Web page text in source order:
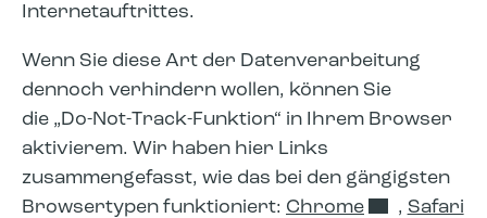
Internetauftrittes.
Wenn Sie diese Art der Datenverarbeitung
dennoch verhindern wollen, können Sie
die „Do-Not-Track-Funktion“ in Ihrem Browser
aktivierem. Wir haben hier Links
zusammengefasst, wie das bei den gängigsten
Browsertypen funktioniert: Chrome , Safari